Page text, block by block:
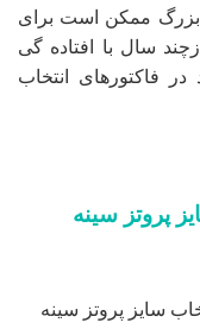
بزرگ ممکن است برای
سال با افتاده گی
فاکتورهای انتخاب
پروتز سینه
سایز پروتز سینه